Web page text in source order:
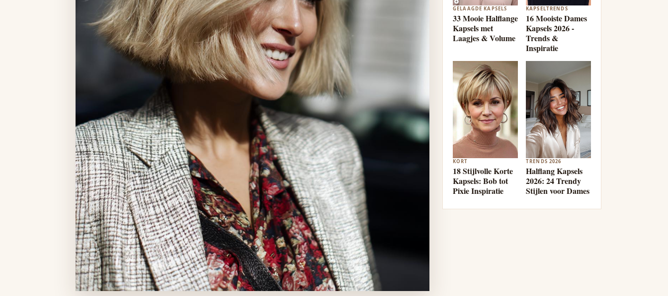
GELAAGDE KAPSELS
33 Mooie Halflange
Kapsels met
Laagjes & Volume
KAPSELTRENDS
16 Mooiste Dames
Kapsels 2026 -
Trends &
Inspiratie
KORT
18 Stijlvolle Korte
Kapsels: Bob tot
Pixie Inspiratie
TRENDS 2026
Halflang Kapsels
2026: 24 Trendy
Stijlen voor Dames